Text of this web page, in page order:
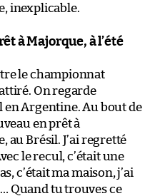
inexplicable.
à Majorque, à l’été
le championnat
On regarde
en Argentine. Au bout de
en prêt à
au Brésil. J’ai regretté
le recul, c’était une
c’était ma maison, j’ai
Quand tu trouves ce